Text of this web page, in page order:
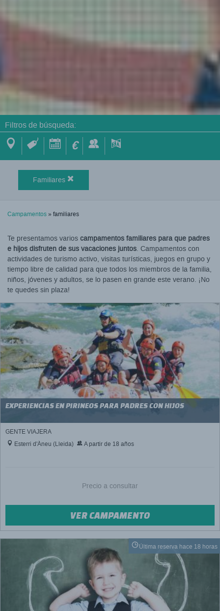
Filtros de búsqueda:
€
Familiares
Campamentos» familiares
Te presentamos varios campamentos familiares para que padres
e hijos disfruten de sus vacaciones juntos. Campamentos con
actividades de turismo activo, visitas turísticas, juegos en grupo y
tiempo libre de calidad para que todos los miembros de la familia,
niños, jóvenes y adultos, se lo pasen en grande este verano. ¡No
te quedes sin plaza!
EXPERIENCIAS EN PIRINEOS PARA PADRES CON HIJOS
GENTE VIAJERA
Esterri d'Àneu (Lleida)
A partir de 18 años
Precio a consultar
VER CAMPAMENTO
Última reserva hace 18 horas